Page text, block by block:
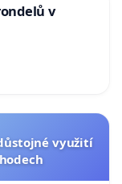
v
důstojné využití